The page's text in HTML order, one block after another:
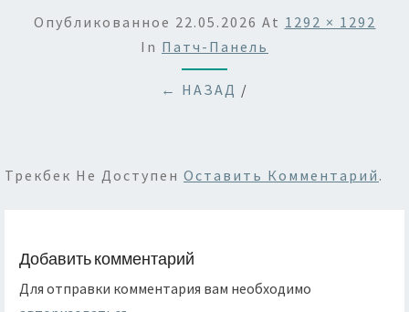
Опубликованное 22.05.2026 At 1292 × 1292
In Патч-Панель
← НАЗАД /
Трекбек Не Доступен Оставить Комментарий .
Добавить комментарий
Для отправки комментария вам необходимо